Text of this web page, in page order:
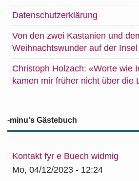
Datenschutzerklärung
Von den zwei Kastanien und
Weihnachtswunder auf der Insel
Christoph Holzach: «Worte wie
kamen mir früher nicht über die
-minu's Gästebuch
Kontakt fyr e Buech widmig
Mo, 04/12/2023 - 12:24